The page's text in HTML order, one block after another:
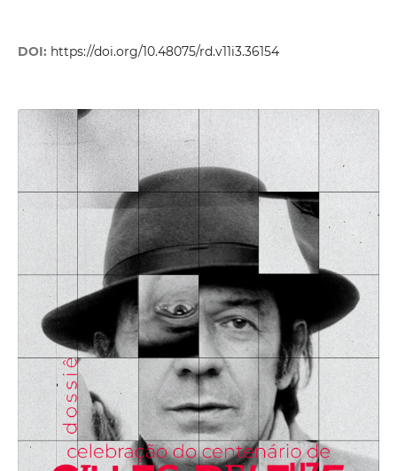
DOI: https://doi.org/10.48075/rd.v11i3.36154